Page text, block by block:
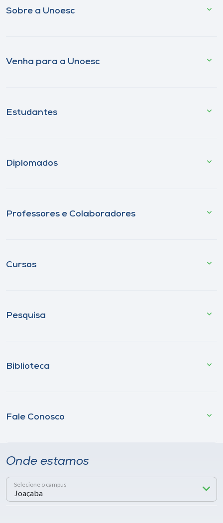
Sobre a Unoesc
Venha para a Unoesc
Estudantes
Diplomados
Professores e Colaboradores
Cursos
Pesquisa
Biblioteca
Fale Conosco
Onde estamos
Selecione o campus